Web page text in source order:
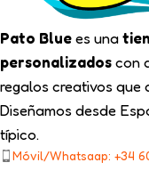
Pato Bluees una
personalizadoscon
regalos creativos que
Diseñamos desde
típico.
Móvil/Whatsaap: +34